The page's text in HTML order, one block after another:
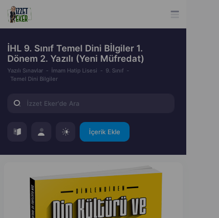
İHL 9. Sınıf Temel Dini Bİlgiler 1.
Dönem 2. Yazılı (Yeni Müfredat)
Yazılı Sınavlar İmam Hatip Lisesi
9. Sınıf
Temel Dini Bilgiler
İçerik Ekle